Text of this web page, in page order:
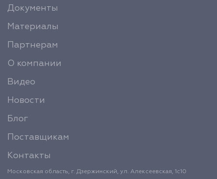
Документы
Материалы
Партнерам
О компании
Видео
Новости
Блог
Поставщикам
Контакты
Московская область, г. Дзержинский, ул. Алексеевская, 1с10